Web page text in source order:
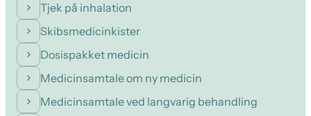
Tjek på inhalation
Skibsmedicinkister
Dosispakket medicin
Medicinsamtale om ny medicin
Medicinsamtale ved langvarig behandling